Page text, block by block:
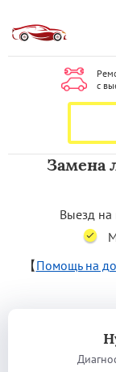
с
Замена
Выезд на
【Помощь на